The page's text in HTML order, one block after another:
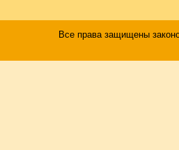
Все права защищены